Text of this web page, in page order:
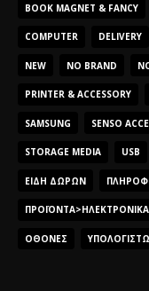
BOOK MAGNET & FANCY
COMPUTER DELIVERY
NEW NO BRAND
PRINTER & ACCESSORY
SAMSUNG SENSO
STORAGE MEDIA USB
ΕΊΔΗ ΔΏΡΩΝ
ΟΘΌΝΕΣ